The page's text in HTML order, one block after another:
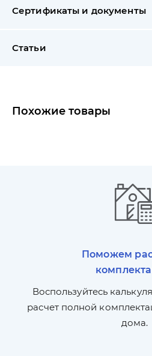
Сертификаты и документы
Статьи
Похожие товары
Поможем
Воспользуйтесь
расчет полной
дома.